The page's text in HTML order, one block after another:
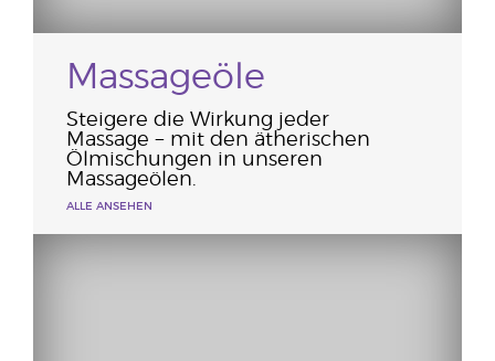
Massageöle
Steigere die Wirkung jeder
Massage − mit den ätherischen
Ölmischungen in unseren
Massageölen.
ALLE ANSEHEN